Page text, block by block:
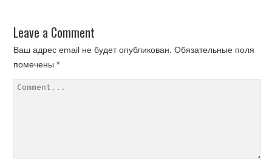
Leave a Comment
Ваш адрес email не будет опубликован. Обязательные поля
помечены*